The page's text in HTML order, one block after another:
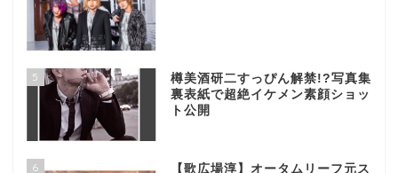
5
樽美酒研二すっぴん解禁!?写真集
裏表紙で超絶イケメン素顔ショッ
ト公開
6
【歌広場淳】オータムリーフ元ス